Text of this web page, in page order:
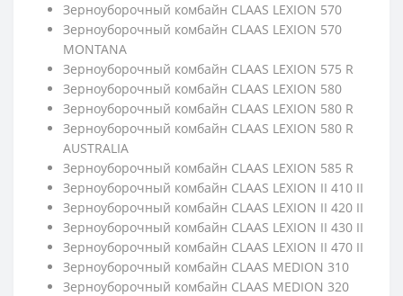
Зерноуборочный комбайн CLAAS LEXION 570
Зерноуборочный комбайн CLAAS LEXION 570
MONTANA
Зерноуборочный комбайн CLAAS LEXION 575 R
Зерноуборочный комбайн CLAAS LEXION 580
Зерноуборочный комбайн CLAAS LEXION 580 R
Зерноуборочный комбайн CLAAS LEXION 580 R
AUSTRALIA
Зерноуборочный комбайн CLAAS LEXION 585 R
Зерноуборочный комбайн CLAAS LEXION II 410 II
Зерноуборочный комбайн CLAAS LEXION II 420 II
Зерноуборочный комбайн CLAAS LEXION II 430 II
Зерноуборочный комбайн CLAAS LEXION II 470 II
Зерноуборочный комбайн CLAAS MEDION 310
Зерноуборочный комбайн CLAAS MEDION 320